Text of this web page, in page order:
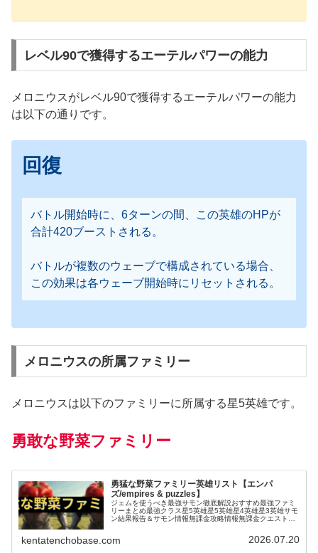
レベル90で獲得するエーテルパワーの能力
メロニウスがレベル90で獲得するエーテルパワーの能力
は以下の通りです。
回復
バトル開始時に、6ターンの間、この英雄のHPが
合計420ブーストされる。
バトルが複数のウェーブで構成されている場合、
この効果は各ウェーブ開始時にリセットされる。
メロニウスの所属ファミリー
メロニウスは以下のファミリーに所属する星5英雄です。
勇敢な野菜ファミリー
勇猛な野菜ファミリー英雄リスト【エンパ
ズ/empires & puzzles】
ジェムを使うべき最強サモン徹底解説おすすめ最強ファミ
リーまとめ最強クラス星5英雄星5英雄星4英雄星3英雄サモ
ン結果報告＆サモン情報無課金攻略情報無課金クエスト攻
kentatenchobase.com 2026.07.20